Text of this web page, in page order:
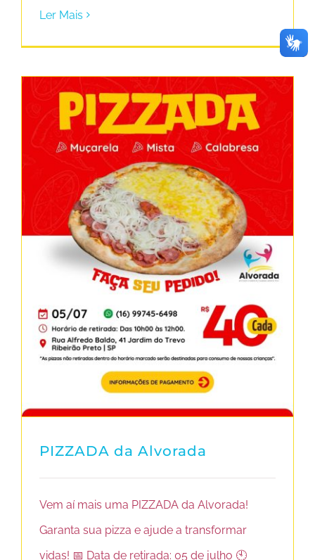
Ler Mais
PIZZADA da Alvorada
Vem aí mais uma PIZZADA da Alvorada!
Garanta sua pizza e ajude a transformar
vidas! 📅 Data de retirada: 05 de julho 🕙